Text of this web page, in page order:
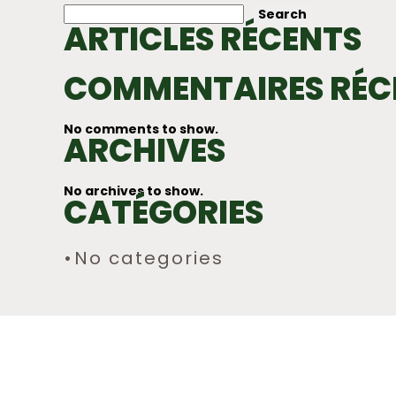
Search
ARTICLES RÉCENTS
COMMENTAIRES
No comments to show.
ARCHIVES
No archives to show.
CATÉGORIES
No categories